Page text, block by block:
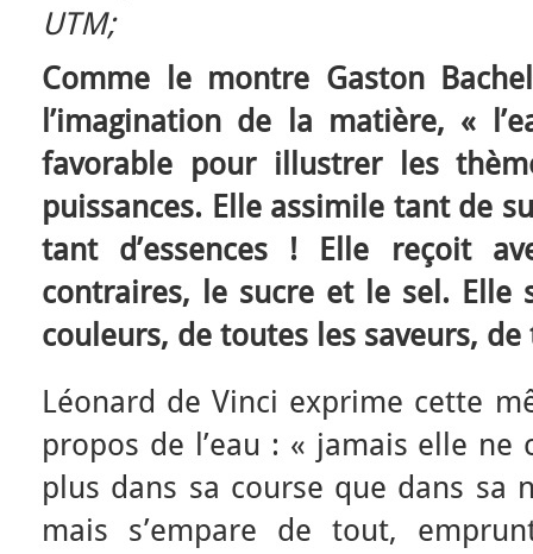
UTM;
Comme le montre Gaston
l’imagination de la matière, «
favorable pour illustrer les
puissances. Elle assimile tant de
tant d’essences ! Elle reçoit
contraires, le sucre et le sel. Elle
couleurs, de toutes les saveurs,
Léonard de Vinci exprime cette
propos de l’eau : « jamais elle
plus dans sa course que dans sa
mais s’empare de tout,